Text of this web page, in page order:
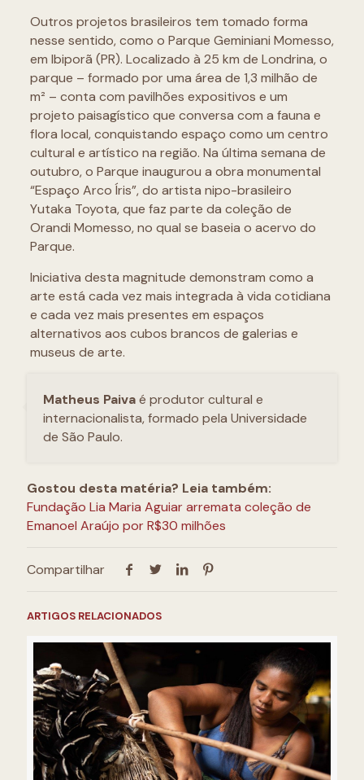
Outros projetos brasileiros tem tomado forma
nesse sentido, como o Parque Geminiani Momesso,
em Ibiporã (PR). Localizado à 25 km de Londrina, o
parque – formado por uma área de 1,3 milhão de
m² – conta com pavilhões expositivos e um
projeto paisagístico que conversa com a fauna e
flora local, conquistando espaço como um centro
cultural e artístico na região. Na última semana de
outubro, o Parque inaugurou a obra monumental
“Espaço Arco Íris”, do artista nipo-brasileiro
Yutaka Toyota, que faz parte da coleção de
Orandi Momesso, no qual se baseia o acervo do
Parque.
Iniciativa desta magnitude demonstram como a
arte está cada vez mais integrada à vida cotidiana
e cada vez mais presentes em espaços
alternativos aos cubos brancos de galerias e
museus de arte.
Matheus Paivaé produtor cultural e
internacionalista, formado pela Universidade
de São Paulo.
Gostou desta matéria? Leia também:
Fundação Lia Maria Aguiar arremata coleção de
Emanoel Araújo por R$30 milhões
Compartilhar
ARTIGOS RELACIONADOS